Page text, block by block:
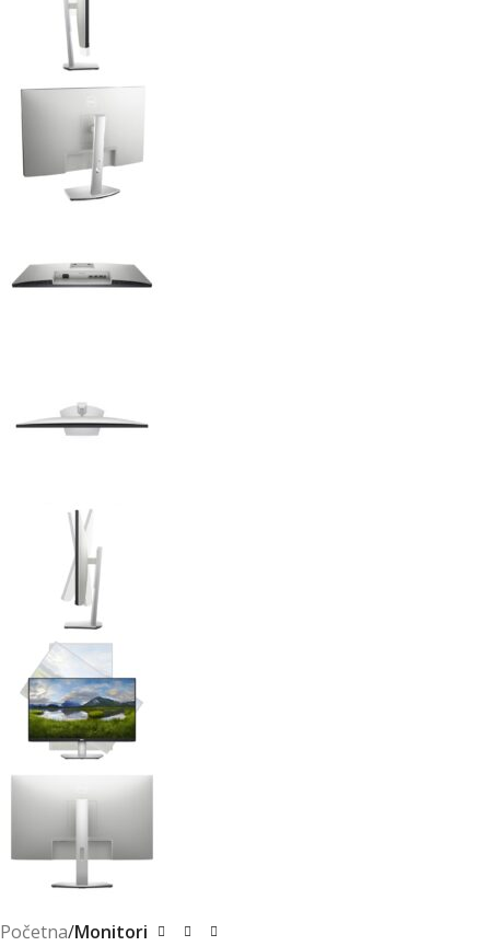
Početna Monitori